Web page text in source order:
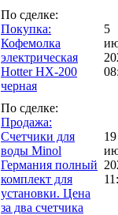
По сделке:
Покупка:
Кофемолка
электрическая
Hotter HX-200
черная
5
По сделке:
Продажа:
Счетчики для
воды Minol
Германия полный
комплект для
установки. Цена
за два счетчика
19